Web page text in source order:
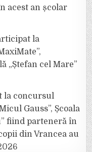
acest an școlar
la
„Ștefan cel Mare”
la concursul
Gauss”, Școala
fiind parteneră în
din Vrancea au